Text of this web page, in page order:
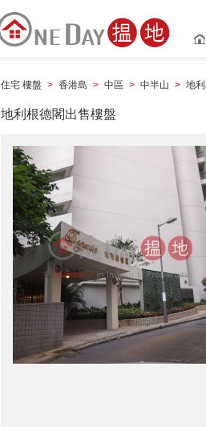
住宅 樓盤 > 香港島 > 中區 > 中半山 > 地
地利根德閣出售樓盤